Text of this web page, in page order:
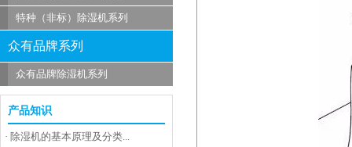
特种（非标）除湿机系列
众有品牌系列
众有品牌除湿机系列
产品知识
· 除湿机的基本原理及分类...